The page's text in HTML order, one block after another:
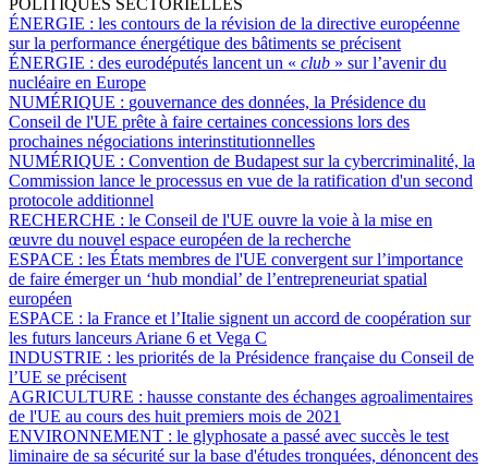
ÉNERGIE : les contours de la révision de la directive européenne
sur la performance énergétique des bâtiments se précisent
ÉNERGIE : des eurodéputés lancent un « club » sur l’avenir du
nucléaire en Europe
NUMÉRIQUE : gouvernance des données, la Présidence du
Conseil de l'UE prête à faire certaines concessions lors des
prochaines négociations interinstitutionnelles
NUMÉRIQUE : Convention de Budapest sur la cybercriminalité, la
Commission lance le processus en vue de la ratification d'un second
protocole additionnel
RECHERCHE : le Conseil de l'UE ouvre la voie à la mise en
œuvre du nouvel espace européen de la recherche
ESPACE : les États membres de l'UE convergent sur l’importance
de faire émerger un ‘hub mondial’ de l’entrepreneuriat spatial
européen
ESPACE : la France et l’Italie signent un accord de coopération sur
les futurs lanceurs Ariane 6 et Vega C
INDUSTRIE : les priorités de la Présidence française du Conseil de
l’UE se précisent
AGRICULTURE : hausse constante des échanges agroalimentaires
de l'UE au cours des huit premiers mois de 2021
ENVIRONNEMENT : le glyphosate a passé avec succès le test
liminaire de sa sécurité sur la base d'études tronquées, dénoncent des